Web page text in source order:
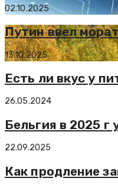
02.10.2025
Путин ввел
13.10.2025
Есть ли вкус у
26.05.2024
Бельгия в 2025
22.09.2025
Как продление